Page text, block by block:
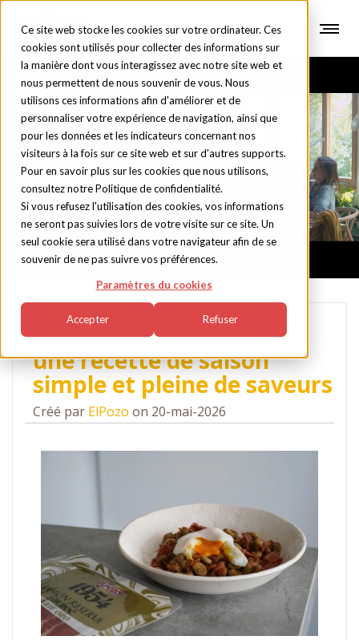
Ce site web stocke les cookies sur votre ordinateur. Ces
cookies sont utilisés pour collecter des informations sur
la manière dont vous interagissez avec notre site web et
nous permettent de nous souvenir de vous. Nous
utilisons ces informations afin d'améliorer et de
personnaliser votre expérience de navigation, ainsi que
pour les données et les indicateurs concernant nos
visiteurs à la fois sur ce site web et sur d'autres supports.
Pour en savoir plus sur les cookies que nous utilisons,
consultez notre Politique de confidentialité.
Si vous refusez l'utilisation des cookies, vos informations
ne seront pas suivies lors de votre visite sur ce site. Un
seul cookie sera utilisé dans votre navigateur afin de se
souvenir de ne pas suivre vos préférences.
Paramètres du cookies
Accepter Refuser
Blog
Fèves au jambon ElPozo:
une recette de saison
simple et pleine de saveurs
Créé par ElPozo on 20-mai-2026